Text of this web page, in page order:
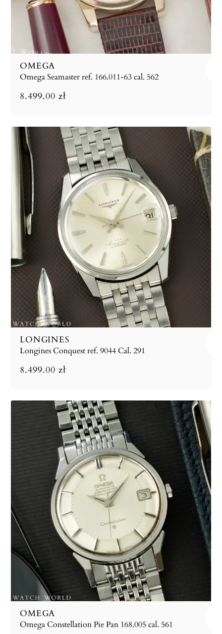
OMEGA
Omega Seamaster ref. 166.011-63 cal. 562
8.499.00 zł
LONGINES
Longines Conquest ref. 9044 Cal. 291
8.499.00 zł
OMEGA
Omega Constellation Pie Pan 168.005 cal. 561